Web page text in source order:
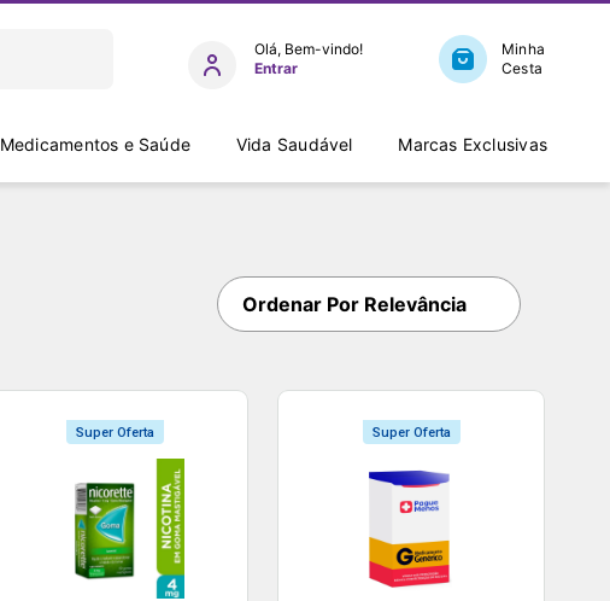
Entrar
Medicamentos e Saúde Vida Saudável Marcas Exclusivas
Ordenar Por Relevância
Super Oferta Super Oferta